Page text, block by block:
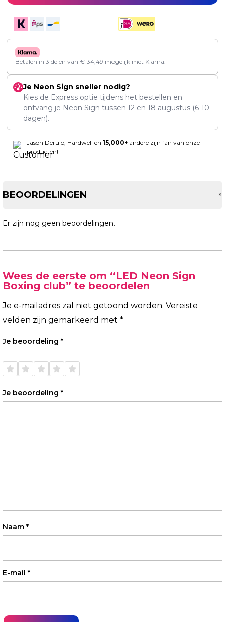
Betalen in 3 delen van €134,49 mogelijk met Klarna.
Je Neon Sign sneller nodig?
Kies de Express optie tijdens het bestellen en
ontvang je Neon Sign tussen 12 en 18 augustus (6-10
dagen).
Jason Derulo, Hardwell en 15,000+ andere zijn fan van onze
producten!
BEOORDELINGEN +
Er zijn nog geen beoordelingen.
Wees de eerste om “LED Neon Sign
Boxing club” te beoordelen
Je e-mailadres zal niet getoond worden. Vereiste
velden zijn gemarkeerd met *
Je beoordeling *
de 5
de 5
de 5
de 5
de 5
Je beoordeling *
Naam *
E-mail *